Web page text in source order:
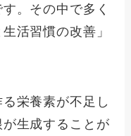
。その中で多く
活習慣の改善」
栄養素が不足し
生成することが